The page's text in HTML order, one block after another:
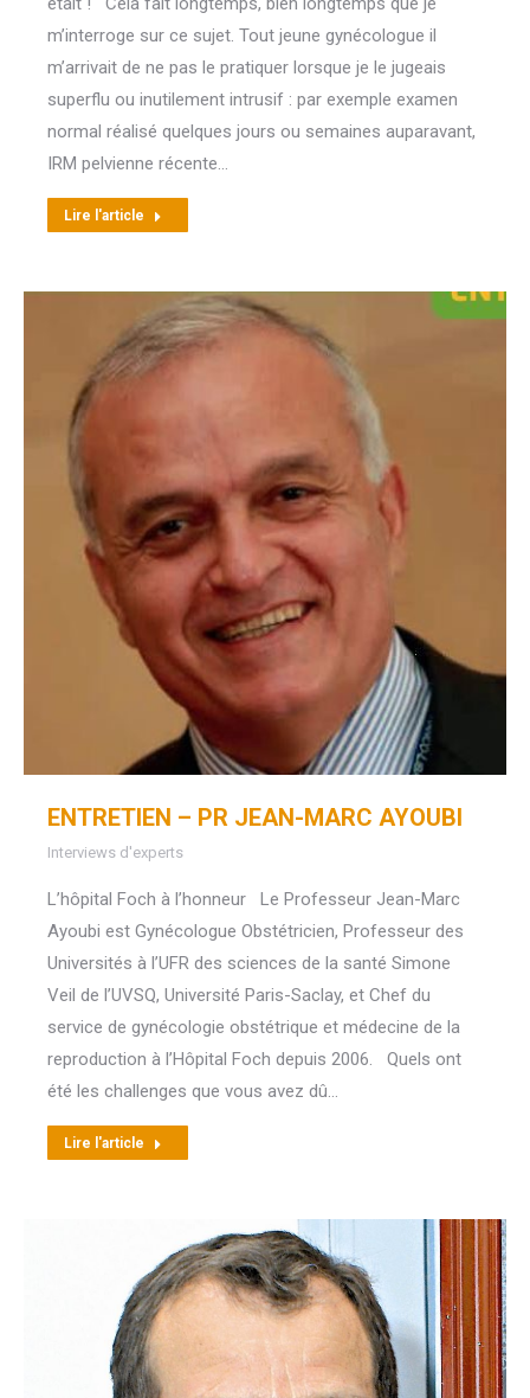
m’interroge sur ce sujet. Tout jeune gynécologue il
m’arrivait de ne pas le pratiquer lorsque je le jugeais
superflu ou inutilement intrusif : par exemple examen
normal réalisé quelques jours ou semaines auparavant,
IRM pelvienne récente…
Lire l'article
ENTRETIEN – PR JEAN-MARC AYOUBI
Interviews d'experts
L’hôpital Foch à l’honneur Le Professeur Jean-Marc
Ayoubi est Gynécologue Obstétricien, Professeur des
Universités à l’UFR des sciences de la santé Simone
Veil de l’UVSQ, Université Paris-Saclay, et Chef du
service de gynécologie obstétrique et médecine de la
reproduction à l’Hôpital Foch depuis 2006. Quels ont
été les challenges que vous avez dû…
Lire l'article